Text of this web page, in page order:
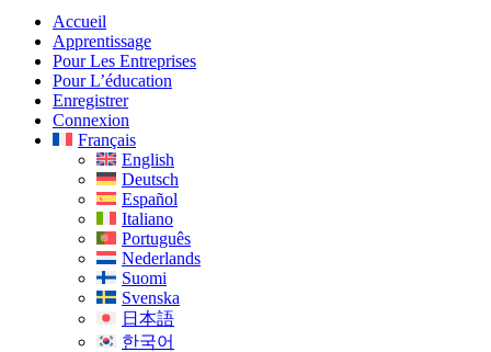
Accueil
Apprentissage
Pour Les Entreprises
Pour L’éducation
Enregistrer
Connexion
Français
English
Deutsch
Español
Italiano
Português
Nederlands
Suomi
Svenska
日本語
한국어